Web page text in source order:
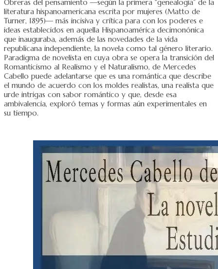
Obreras del pensamiento —según la primera “genealogía” de la
literatura hispanoamericana escrita por mujeres (Matto de
Turner, 1895)— más incisiva y crítica para con los poderes e
ideas establecidos en aquella Hispanoamérica decimonónica
que inauguraba, además de las novedades de la vida
republicana independiente, la novela como tal género literario.
Paradigma de novelista en cuya obra se opera la transición del
Romanticismo al Realismo y el Naturalismo, de Mercedes
Cabello puede adelantarse que es una romántica que describe
el mundo de acuerdo con los moldes realistas, una realista que
urde intrigas con sabor romántico y que, desde esa
ambivalencia, exploró temas y formas aún experimentales en
su tiempo.